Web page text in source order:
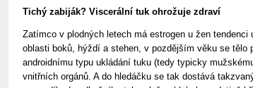
Tichý zabiják? Viscerální tuk ohrožuje zdraví
Zatímco v plodných letech má estrogen u žen tendenci
oblasti boků, hýždí a stehen, v pozdějším věku se tělo
androidnímu typu ukládání tuku (tedy typicky
vnitřních orgánů. A do hledáčku se tak dostává